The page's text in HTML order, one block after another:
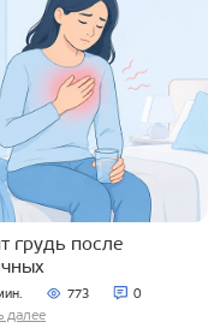
грудь после
773 0
далее